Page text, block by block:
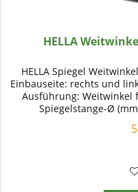
HELLA
HELLA Spiegel
Einbauseite: rechts und
Ausführung: Weitwinkel
Spiegelstange-Ø